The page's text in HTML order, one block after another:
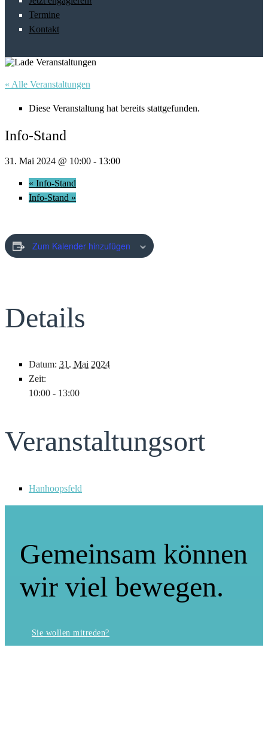
Termine
Kontakt
« Alle Veranstaltungen
Diese Veranstaltung hat bereits stattgefunden.
Info-Stand
31. Mai 2024 @ 10:00 - 13:00
« Info-Stand
Info-Stand »
Zum Kalender hinzufügen
Details
Datum: 31. Mai 2024
Zeit:
10:00 - 13:00
Veranstaltungsort
Hanhoopsfeld
Gemeinsam können
wir viel bewegen.
Sie wollen mitreden?